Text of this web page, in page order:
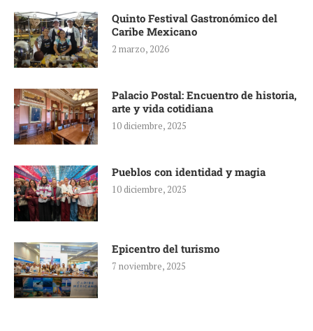
Quinto Festival Gastronómico del
Caribe Mexicano
2 marzo, 2026
Palacio Postal: Encuentro de historia,
arte y vida cotidiana
10 diciembre, 2025
Pueblos con identidad y magia
10 diciembre, 2025
Epicentro del turismo
7 noviembre, 2025